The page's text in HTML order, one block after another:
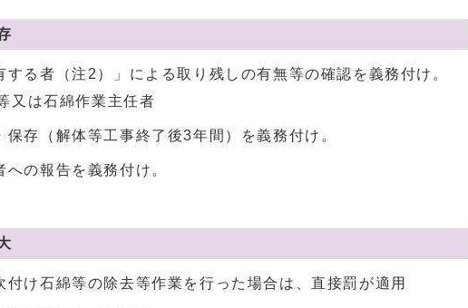
する者（注2）」による取り残しの有無等の確認を義務付け。
又は石綿作業主任者
保存（解体等工事終了後3年間）を義務付け。
の報告を義務付け。
付け石綿等の除去等作業を行った場合は、直接罰が適用